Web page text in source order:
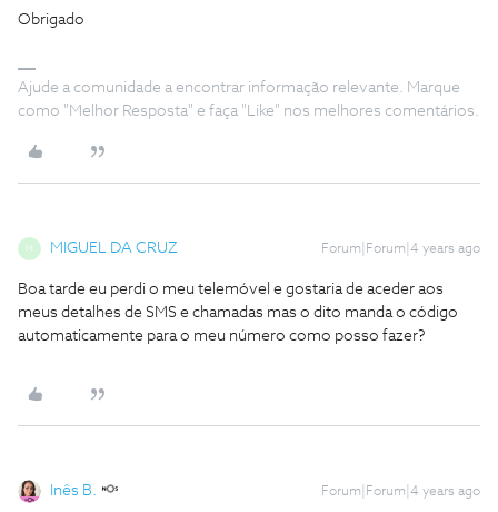
Obrigado
Ajude a comunidade a encontrar informação relevante. Marque
como "Melhor Resposta" e faça "Like" nos melhores comentários.
M MIGUEL DA CRUZ Forum|Forum|4 years ago
Boa tarde eu perdi o meu telemóvel e gostaria de aceder aos
meus detalhes de SMS e chamadas mas o dito manda o código
automaticamente para o meu número como posso fazer?
Inês B. Forum|Forum|4 years ago